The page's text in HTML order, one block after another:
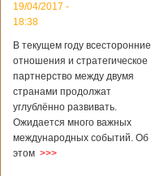
19/04/2017 -
18:38
В текущем году всесторонние
отношения и стратегическое
партнерство между двумя
странами продолжат
углублённо развивать.
Ожидается много важных
международных событий. Об
этом >>>